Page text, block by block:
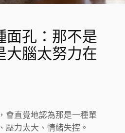
面孔：那不是
大腦太努力在
會直覺地認為那是一種單
壓力太大、情緒失控。